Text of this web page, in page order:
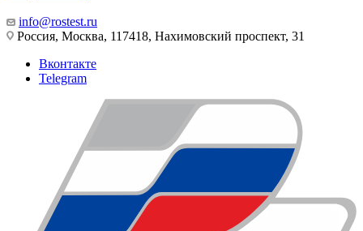
info@rostest.ru
Россия, Москва, 117418, Нахимовский проспект, 31
Вконтакте
Telegram